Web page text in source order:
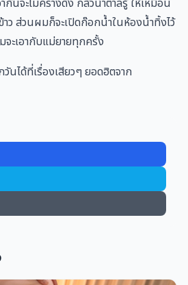
กันจะไม่ครางดัง กลัวน้ำตาลรู้ ให้เหมือน
ว ส่วนผมก็จะเปิดก๊อกน้ำในห้องน้ำทิ้งไว้
ะเอากับแม่ยายทุกครั้ง
นได้ที่เรื่องเสียวๆ ยอดฮิตจาก